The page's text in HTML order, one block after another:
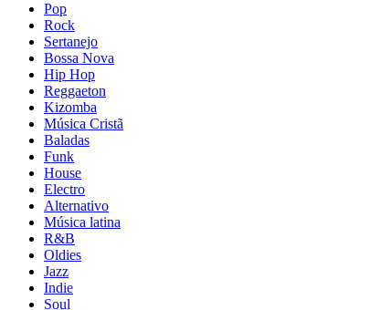
Pop
Rock
Sertanejo
Bossa Nova
Hip Hop
Reggaeton
Kizomba
Música Cristã
Baladas
Funk
House
Electro
Alternativo
Música latina
R&B
Oldies
Jazz
Indie
Soul